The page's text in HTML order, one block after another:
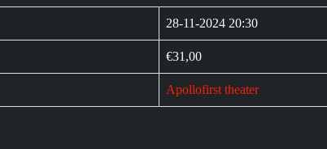
28-11-2024 20:30
€31,00
Apollofirst theater